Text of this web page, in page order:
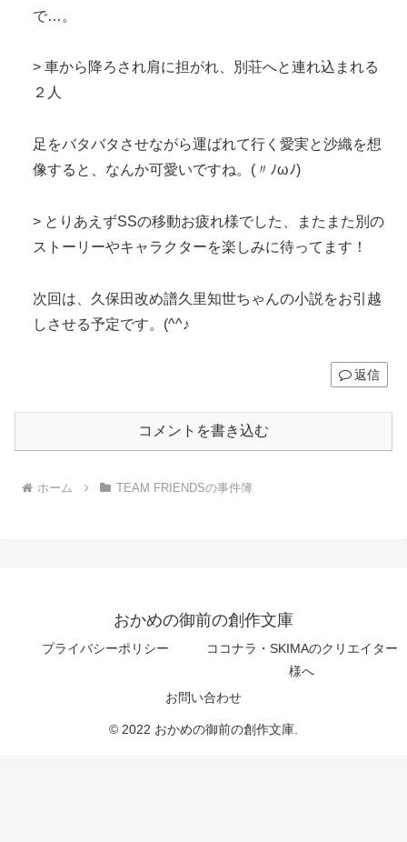
で…。
> 車から降ろされ肩に担がれ、別荘へと連れ込まれる
２人
足をバタバタさせながら運ばれて行く愛実と沙織を想
像すると、なんか可愛いですね。(〃ﾉωﾉ)
> とりあえずSSの移動お疲れ様でした、またまた別の
ストーリーやキャラクターを楽しみに待ってます！
次回は、久保田改め譜久里知世ちゃんの小説をお引越
しさせる予定です。(^^♪
返信
コメントを書き込む
ホーム TEAM FRIENDSの事件簿
おかめの御前の創作文庫
プライバシーポリシー
ココナラ・SKIMAのクリエイター
様へ
お問い合わせ
© 2022 おかめの御前の創作文庫.